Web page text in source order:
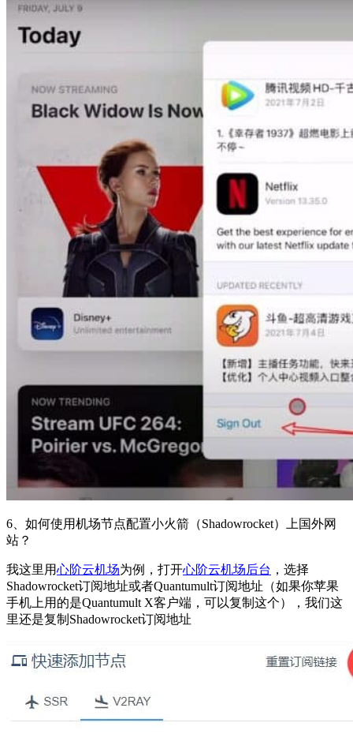
6、如何使用机场节点配置小火箭（Shadowrocket）上国外网
站？
我这里用心阶云机场为例，打开心阶云机场后台 ，选择
Shadowrocket订阅地址或者Quantumult订阅地址（如果你苹果
手机上用的是Quantumult X客户端，可以复制这个），我们这
里还是复制Shadowrocket订阅地址